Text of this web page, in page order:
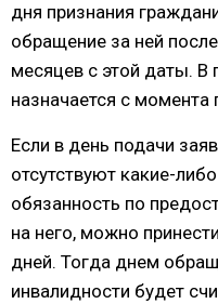
дня признания
обращение за ней
месяцев с этой даты. В
назначается с момента
Если в день подачи
отсутствуют какие-
обязанность по
на него, можно
дней. Тогда днем
инвалидности будет